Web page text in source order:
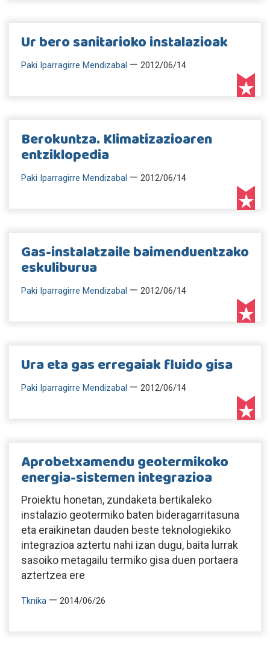
Ur bero sanitarioko instalazioak
Paki Iparragirre Mendizabal — 2012/06/14
Berokuntza. Klimatizazioaren
entziklopedia
Paki Iparragirre Mendizabal — 2012/06/14
Gas-instalatzaile baimenduentzako
eskuliburua
Paki Iparragirre Mendizabal — 2012/06/14
Ura eta gas erregaiak fluido gisa
Paki Iparragirre Mendizabal — 2012/06/14
Aprobetxamendu geotermikoko
energia-sistemen integrazioa
Proiektu honetan, zundaketa bertikaleko
instalazio geotermiko baten bideragarritasuna
eta eraikinetan dauden beste teknologiekiko
integrazioa aztertu nahi izan dugu, baita lurrak
sasoiko metagailu termiko gisa duen portaera
aztertzea ere
Tknika — 2014/06/26